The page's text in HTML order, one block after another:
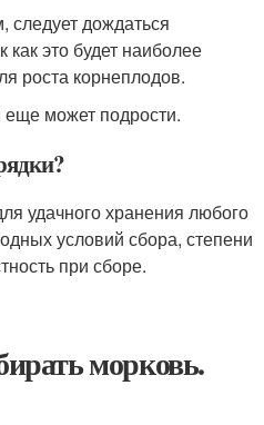
дождаться
это будет наиболее
роста корнеплодов.
может подрости.
удачного хранения любого
условий сбора, степени
при сборе.
морковь.